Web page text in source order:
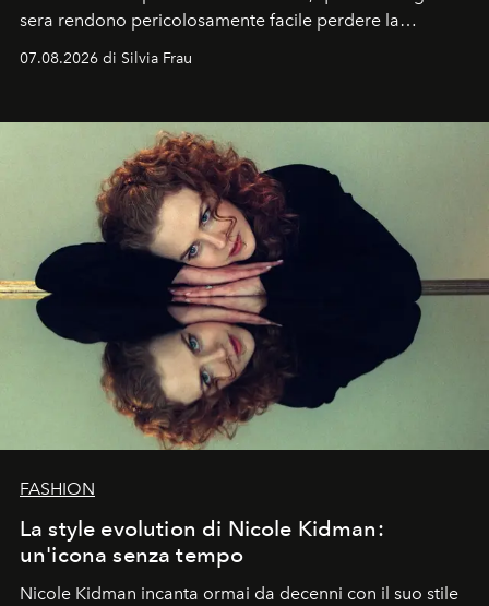
sera rendono pericolosamente facile perdere la
cognizione del tempo. Ma con quadranti così
07.08.2026 di Silvia Frau
FASHION
La style evolution di Nicole Kidman:
un'icona senza tempo
Nicole Kidman incanta ormai da decenni con il suo stile